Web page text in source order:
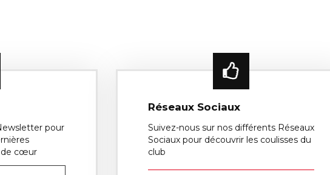
pour
de cœur
Réseaux Sociaux
Suivez-nous sur nos différents Réseaux
Sociaux pour découvrir les coulisses du
club